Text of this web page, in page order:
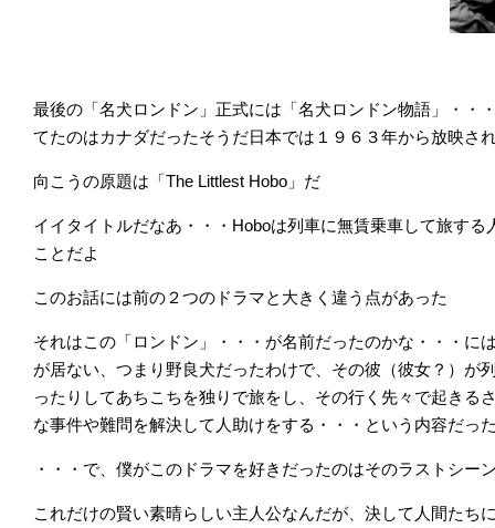
最後の「名犬ロンドン」正式には「名犬ロンドン物語」・・
てたのはカナダだったそうだ日本では１９６３年から放映さ
向こうの原題は「The Littlest Hobo」だ
イイタイトルだなあ・・・Hoboは列車に無賃乗車して旅する
ことだよ
このお話には前の２つのドラマと大きく違う点があった
それはこの「ロンドン」・・・が名前だったのかな・・・に
が居ない、つまり野良犬だったわけで、その彼（彼女？）が
ったりしてあちこちを独りで旅をし、その行く先々で起きる
な事件や難問を解決して人助けをする・・・という内容だっ
・・・で、僕がこのドラマを好きだったのはそのラストシー
これだけの賢い素晴らしい主人公なんだが、決して人間たち